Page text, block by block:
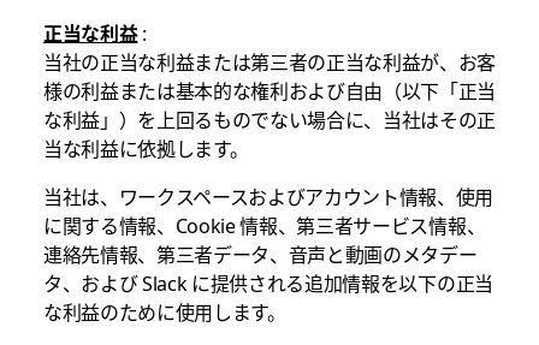
正当な利益:
当社の正当な利益または第三者の正当な利益が、お客
様の利益または基本的な権利および自由（以下「正当
な利益」）を上回るものでない場合に、当社はその正
当な利益に依拠します。
当社は、ワークスペースおよびアカウント情報、使用
に関する情報、Cookie 情報、第三者サービス情報、
連絡先情報、第三者データ、音声と動画のメタデー
タ、および Slack に提供される追加情報を以下の正当
な利益のために使用します。